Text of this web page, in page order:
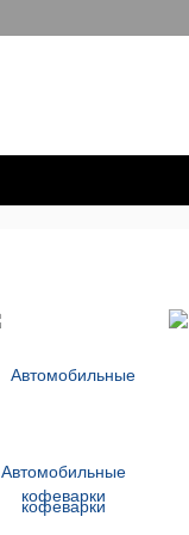
Автомобильные
кофеварки